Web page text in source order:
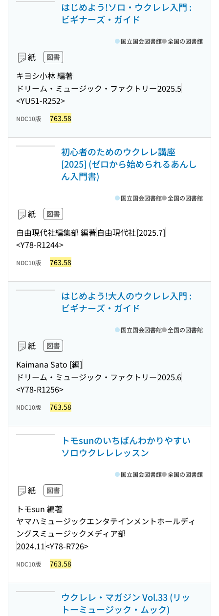
はじめよう!ソロ・ウクレレ入門 :
ビギナーズ・ガイド
紙 図書
キヨシ小林 編著
ドリーム・ミュージック・ファクトリー2025.5
<YU51-R252>
国立国会図書館 全国の図書館
NDC10版 763.58
初心者のためのウクレレ講座
[2025] (ゼロから始められるあんし
ん入門書)
紙 図書
自由現代社編集部 編著自由現代社[2025.7]
<Y78-R1244>
国立国会図書館 全国の図書館
NDC10版 763.58
はじめよう!大人のウクレレ入門 :
ビギナーズ・ガイド
紙 図書
Kaimana Sato [編]
ドリーム・ミュージック・ファクトリー2025.6
<Y78-R1256>
国立国会図書館 全国の図書館
NDC10版 763.58
トモsunのいちばんわかりやすい
ソロウクレレレッスン
紙 図書
トモsun 編著
ヤマハミュージックエンタテインメントホールディ
ングスミュージックメディア部
2024.11<Y78-R726>
国立国会図書館 全国の図書館
NDC10版 763.58
ウクレレ・マガジン Vol.33 (リッ
トーミュージック・ムック)